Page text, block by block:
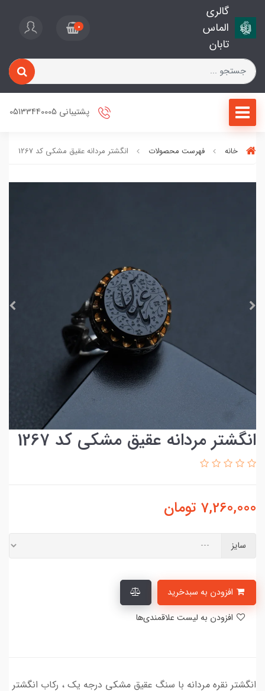
گالری
الماس
تابان
0
پشتیبانی 05133440005
خانه فهرست محصولات انگشتر مردانه عقیق مشکی کد 1267
انگشتر مردانه عقیق مشکی کد 1267
7,260,000 تومان
سایز
انگشتر نقره مردانه با سنگ عقیق مشکی درجه یک ، رکاب انگشتر